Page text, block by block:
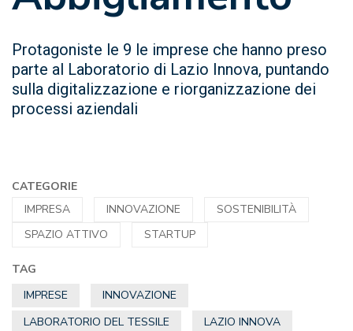
Protagoniste le 9 le imprese che hanno preso
parte al Laboratorio di Lazio Innova, puntando
sulla digitalizzazione e riorganizzazione dei
processi aziendali
CATEGORIE
IMPRESA
INNOVAZIONE
SOSTENIBILITÀ
SPAZIO ATTIVO
STARTUP
TAG
IMPRESE
INNOVAZIONE
LABORATORIO DEL TESSILE
LAZIO INNOVA